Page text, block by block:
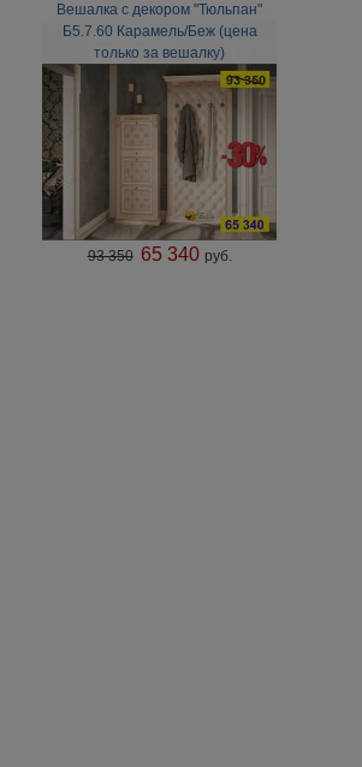
Вешалка с декором "Тюльпан"
Б5.7.60 Карамель/Беж (цена
только за вешалку)
93 350 65 340 руб.